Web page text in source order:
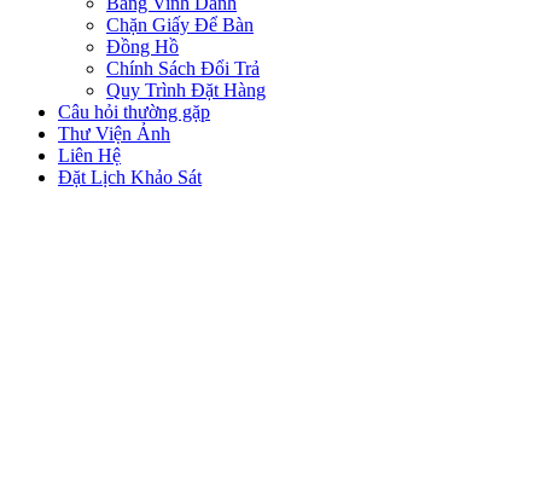
Chặn Giấy Để Bàn
Đồng Hồ
Chính Sách Đổi Trả
Quy Trình Đặt Hàng
Câu hỏi thường gặp
Thư Viện Ảnh
Liên Hệ
Đặt Lịch Khảo Sát